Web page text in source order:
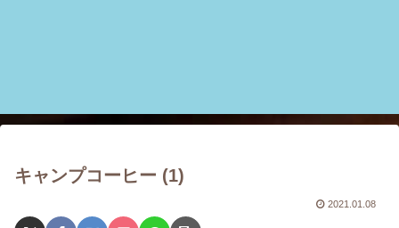
キャンプコーヒー (1)
2021.01.08